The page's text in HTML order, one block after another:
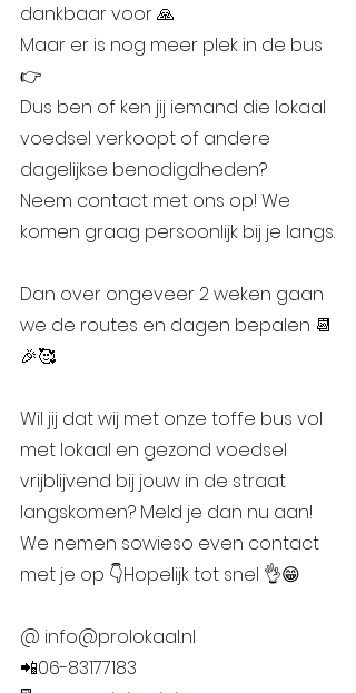
dankbaar voor 🙏
Maar er is nog meer plek in de bus
👉
Dus ben of ken jij iemand die lokaal
voedsel verkoopt of andere
dagelijkse benodigdheden?
Neem contact met ons op! We
komen graag persoonlijk bij je langs.
Dan over ongeveer 2 weken gaan
we de routes en dagen bepalen 📆
🎉🥰
Wil jij dat wij met onze toffe bus vol
met lokaal en gezond voedsel
vrijblijvend bij jouw in de straat
langskomen? Meld je dan nu aan!
We nemen sowieso even contact
met je op 👇Hopelijk tot snel 👌😁
@ info@prolokaal.nl
📲06-83177183